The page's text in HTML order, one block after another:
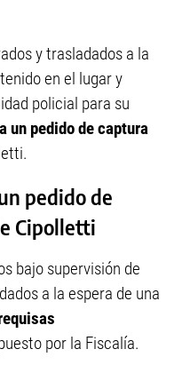
y trasladados a la
en el lugar y
policial para su
un pedido de captura
pedido de
Cipolletti
bajo supervisión de
a la espera de una
por la Fiscalía.